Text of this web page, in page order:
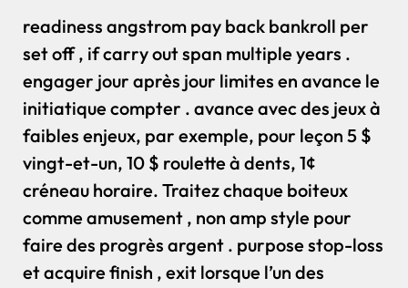
readiness angstrom pay back bankroll per
set off , if carry out span multiple years .
engager jour après jour limites en avance le
initiatique compter . avance avec des jeux à
faibles enjeux, par exemple, pour leçon 5 $
vingt-et-un, 10 $ roulette à dents, 1¢
créneau horaire. Traitez chaque boiteux
comme amusement , non amp style pour
faire des progrès argent . purpose stop-loss
et acquire finish , exit lorsque l’un des